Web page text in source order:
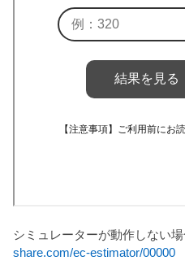
シミュレーターが動作しない
share.com/ec-estimator/00000